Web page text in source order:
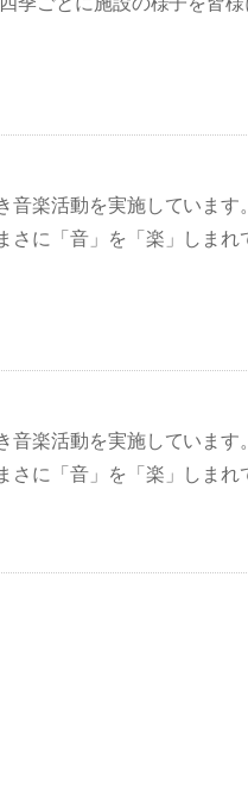
楽活動を実施していま
に「音」を「楽」しま
楽活動を実施していま
に「音」を「楽」しまれ